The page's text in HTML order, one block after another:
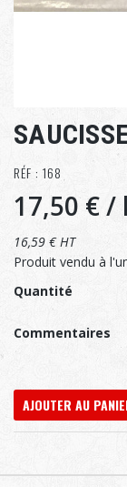
RÉF : 168
17,50 €/
16,59 € HT
Produit vendu à
Quantité
Commentaires
AJOUTER AU